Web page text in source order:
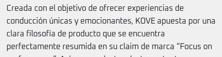
Creada con el objetivo de ofrecer experiencias de
conducción únicas y emocionantes, KOVE apuesta por una
clara filosofía de producto que se encuentra
perfectamente resumida en su claim de marca “Focus on